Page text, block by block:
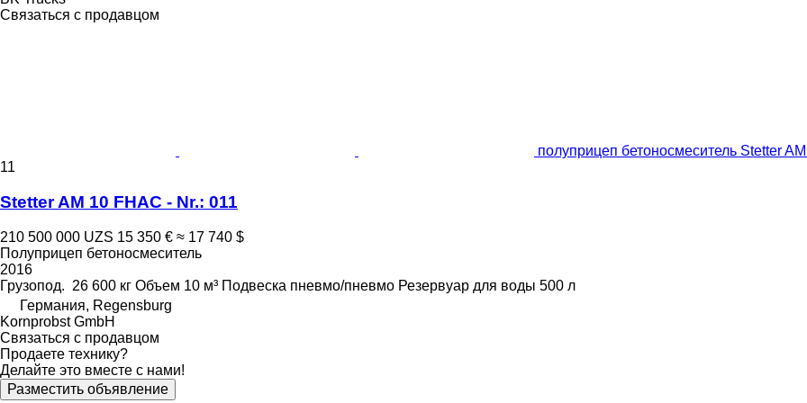
Связаться с продавцом
полуприцеп бетоносмеситель Stetter
11
Stetter AM 10 FHAC - Nr.: 011
210 500 000 UZS 15 350 € ≈ 17 740 $
Полуприцеп бетоносмеситель
2016
Грузопод. 26 600 кг Объем 10 м³ Подвеска пневмо/пневмо Резервуар для воды 500 л
Германия, Regensburg
Kornprobst GmbH
Связаться с продавцом
Продаете технику?
Делайте это вместе с нами!
Разместить объявление